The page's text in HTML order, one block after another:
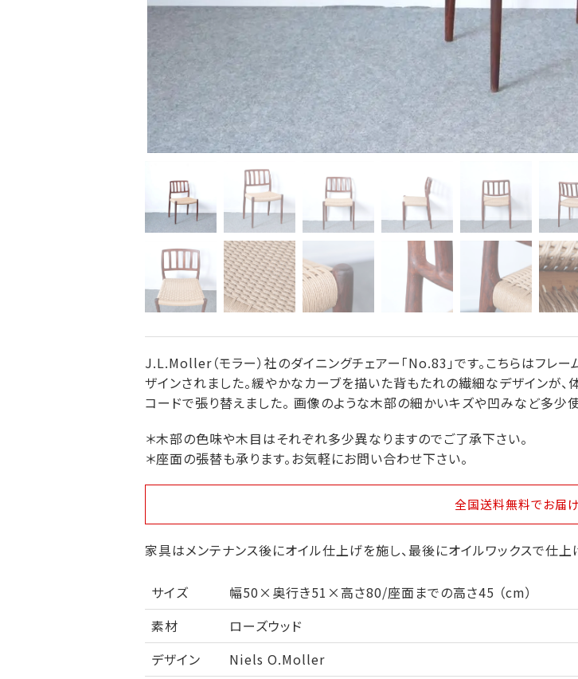
J.L.Moller（モラー）社のダイニングチェアー「No.83」です。こちらはフ
ザインされました。緩やかなカーブを描いた背もたれの繊細なデザインが、
コードで張り替えました。 画像のような木部の細かいキズや凹みなど多少
＊木部の色味や木目はそれぞれ多少異なりますのでご了承下さい。
＊座面の張替も承ります。お気軽にお問い合わせ下さい。
全国送料無料でお届
家具はメンテナンス後にオイル仕上げを施し、最後にオイルワックスで仕上
サイズ
幅50×奥行き51×高さ80/座面までの高さ45 （cm）
素材
ローズウッド
デザイン
Niels O.Moller